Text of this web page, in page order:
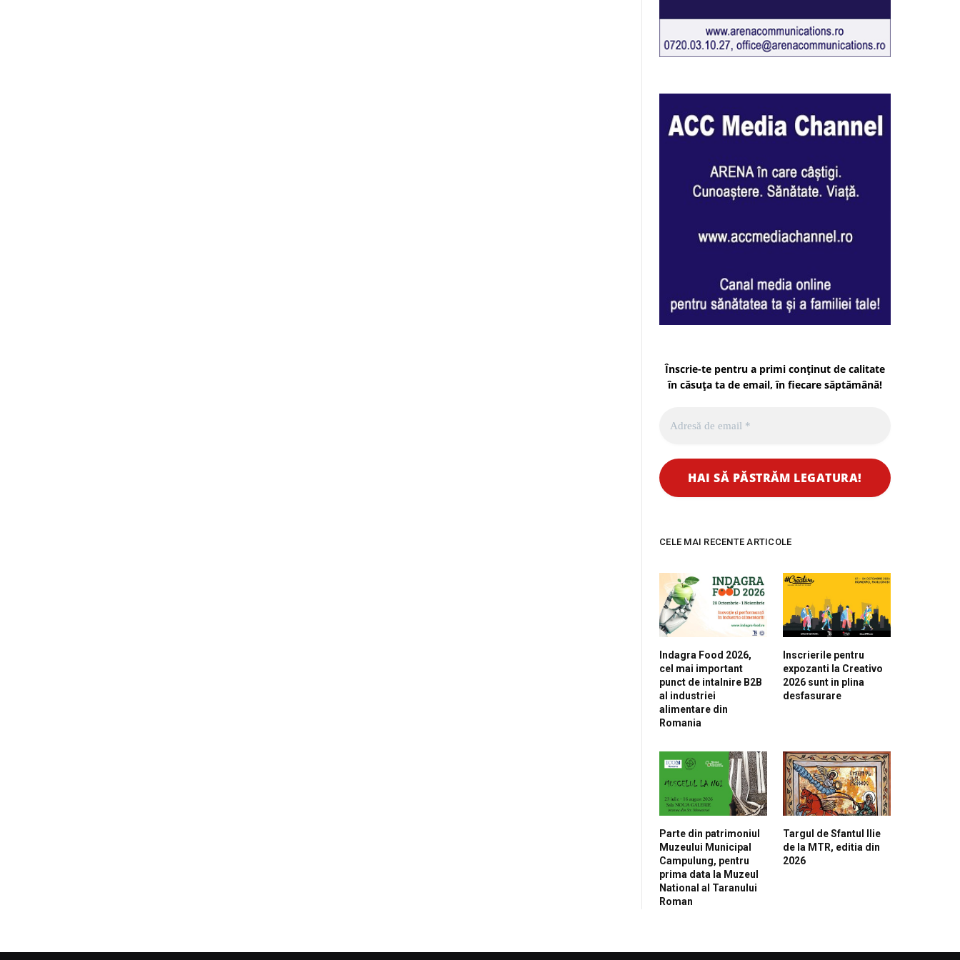
Înscrie-te pentru a primi conținut de calitate
în căsuța ta de email, în fiecare săptămână!
CELE MAI RECENTE ARTICOLE
Indagra Food 2026,
cel mai important
punct de intalnire B2B
al industriei
alimentare din
Romania
Inscrierile pentru
expozanti la Creativo
2026 sunt in plina
desfasurare
Parte din patrimoniul
Muzeului Municipal
Campulung, pentru
prima data la Muzeul
National al Taranului
Roman
Targul de Sfantul Ilie
de la MTR, editia din
2026